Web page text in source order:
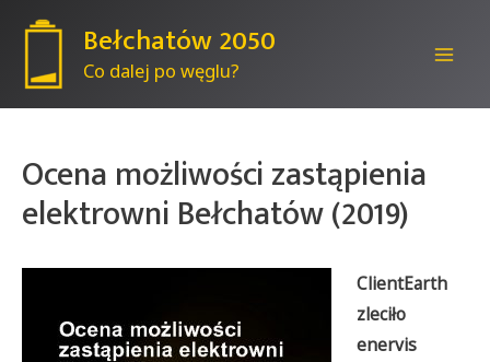
Bełchatów 2050
Co dalej po węglu?
Ocena możliwości zastąpienia
elektrowni Bełchatów (2019)
ClientEarth
zleciło
enervis